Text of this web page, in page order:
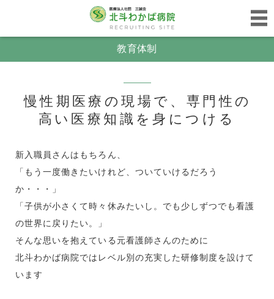
教育体制
慢性期医療の現場で、専門性の
高い医療知識を身につける
新入職員さんはもちろん、
「もう一度働きたいけれど、ついていけるだろう
か・・・」
「子供が小さくて時々休みたいし。でも少しずつでも看護
の世界に戻りたい。」
そんな思いを抱えている元看護師さんのために
北斗わかば病院ではレベル別の充実した研修制度を設けて
います